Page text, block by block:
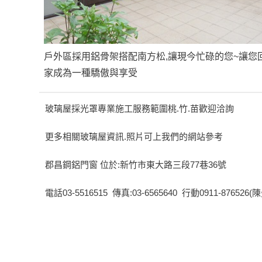
戶外區採用鋁骨架搭配南方松,讓現今忙碌的您~讓您
家成為一種驕傲與享受
玻璃屋採光罩專業施工服務範圍桃.竹.苗歡迎洽詢
更多相關玻璃屋資訊.照片可上我們的網站參考
郡昌鋼鋁門窗 位於:新竹市東大路三段77巷36號
電話03-5516515 傳真:03-6565640 行動0911-876526(